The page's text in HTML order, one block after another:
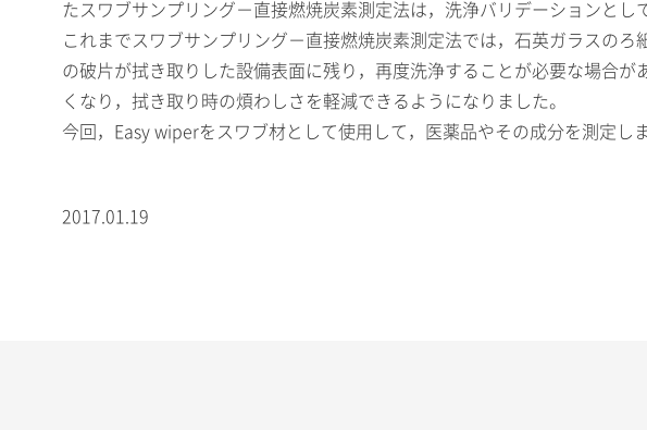
たスワブサンプリング－直接燃焼炭素測定法は，洗浄バリデーションとし
これまでスワブサンプリング－直接燃焼炭素測定法では，石英ガラスの
の破片が拭き取りした設備表面に残り，再度洗浄することが必要な場合
くなり，拭き取り時の煩わしさを軽減できるようになりました。
今回，Easy wiperをスワブ材として使用して，医薬品やその成分を測定し
2017.01.19